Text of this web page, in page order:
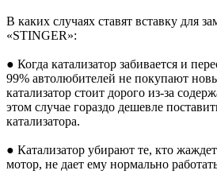
В каких случаях ставят вставку для
«STINGER»:
● Когда катализатор забивается и
99% автолюбителей не покупают
катализатор стоит дорого из-за
этом случае гораздо дешевле
катализатора.
● Катализатор убирают те, кто
мотор, не дает ему нормально